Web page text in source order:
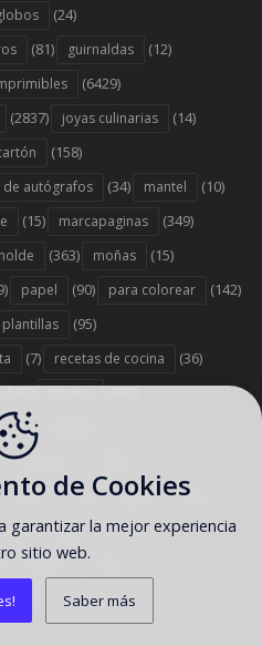
(24)
(81) guirnaldas (12)
(6429)
(2837) joyas culinarias (14)
(158)
autógrafos (34) mantel (10)
(15) marcapaginas (349)
(363) moñas (15)
papel (90) para colorear (142)
plantillas (95)
(7) recetas de cocina (36)
(597) (983)
servilletas
sorpresas
stickers (263) tarjetas (2353)
(442) toppers (1358)
y postres
(707) zapatos
de Cookies
garantizar la mejor experiencia
sitio web.
Saber más